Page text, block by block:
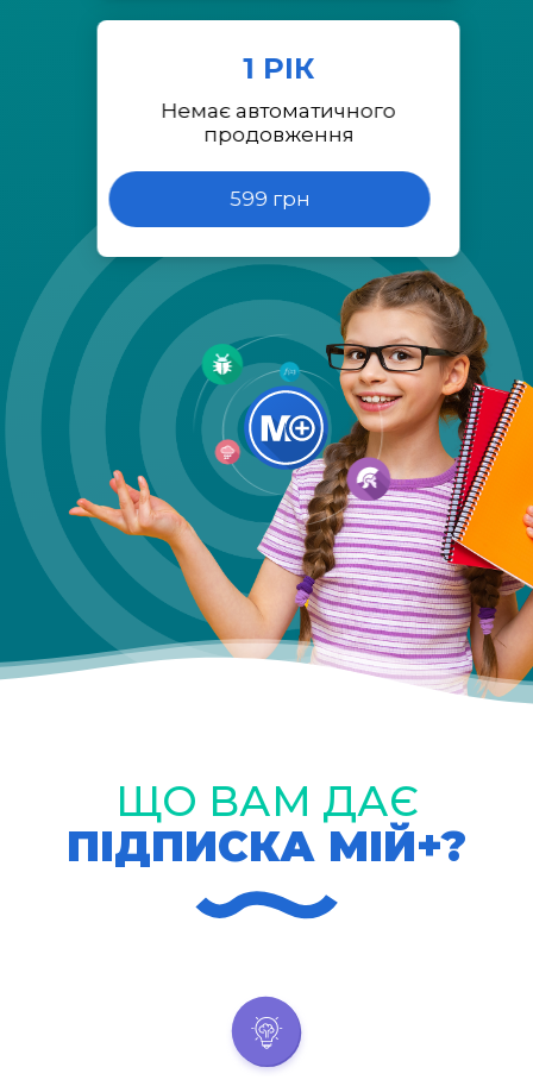
1 РІК
Немає автоматичного
продовження
599 грн
ЩО ВАМ ДАЄ
ПІДПИСКА МІЙ+?